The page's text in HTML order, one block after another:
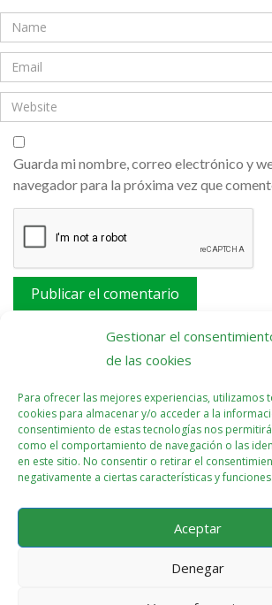
Gestionar el
de las cookies
Para ofrecer las mejores experiencias, utilizamos
cookies para almacenar y/o acceder a la
consentimiento de estas tecnologías nos
como el comportamiento de navegación o las
en este sitio. No consentir o retirar el
negativamente a ciertas características y funciones.
Aceptar
Denegar
Guarda mi nombre, correo electrónico y
navegador para la próxima vez que
Este sitio usa Akismet para reducir el
cómo se procesan los datos de tus